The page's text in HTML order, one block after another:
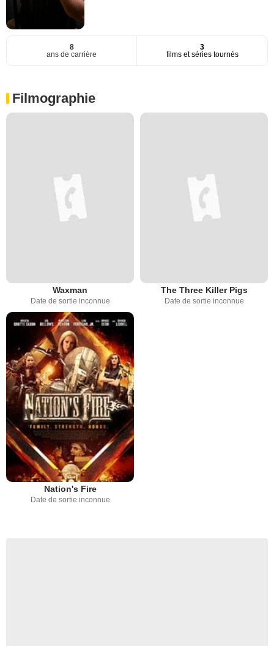
8
ans de carrière
3
films et séries tournés
Filmographie
Waxman
Date de sortie inconnue
The Three Killer Pigs
Date de sortie inconnue
Nation's Fire
Date de sortie inconnue